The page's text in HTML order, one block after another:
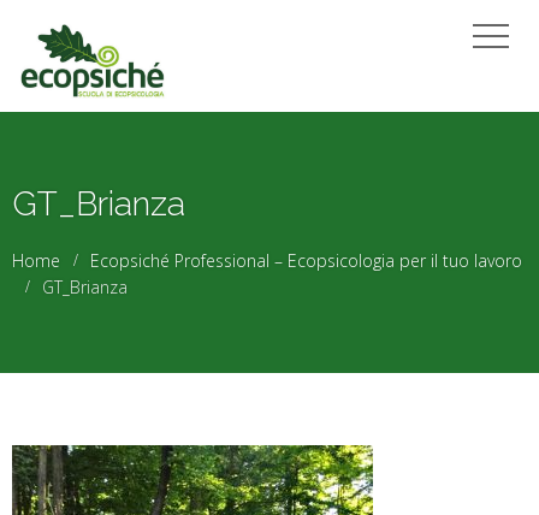
GT_Brianza
Home
Ecopsiché Professional – Ecopsicologia per il tuo lavoro
GT_Brianza